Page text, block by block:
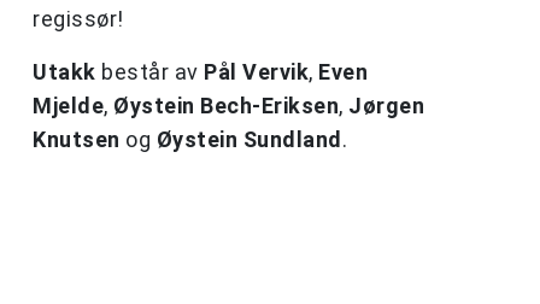
regissør!
Utakk består av Pål Vervik, Even
Mjelde, Øystein Bech-Eriksen, Jørgen
Knutsen og Øystein Sundland .